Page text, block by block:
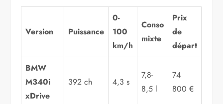
Version Puissance
0-
100
km/h
Conso
mixte
Prix
de
départ
BMW
M340i
xDrive
392 ch 4,3 s
7,8-
8,5 l
74
800 €